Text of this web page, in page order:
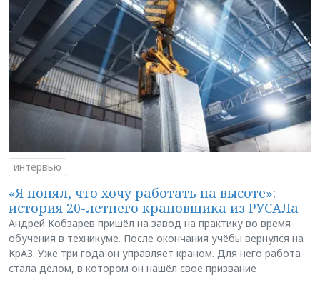
интервью
«Я понял, что хочу работать на высоте»:
история 20-летнего крановщика из РУСАЛа
Андрей Кобзарев пришёл на завод на практику во время
обучения в техникуме. После окончания учёбы вернулся на
КрАЗ. Уже три года он управляет краном. Для него работа
стала делом, в котором он нашёл своё призвание